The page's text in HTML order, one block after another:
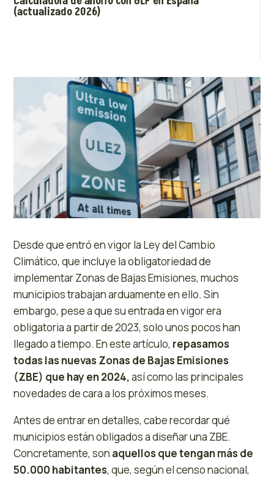
(actualizado 2026)
Desde que entró en vigor la Ley del Cambio
Climático, que incluye la obligatoriedad de
implementar Zonas de Bajas Emisiones, muchos
municipios trabajan arduamente en ello. Sin
embargo, pese a que su entrada en vigor era
obligatoria a partir de 2023, solo unos pocos han
llegado a tiempo. En este artículo, repasamos
todas las nuevas Zonas de Bajas Emisiones
(ZBE) que hay en 2024,así como las principales
novedades de cara a los próximos meses.
Antes de entrar en detalles, cabe recordar qué
municipios están obligados a diseñar una ZBE.
Concretamente, son aquellos que tengan más de
50.000 habitantes, que, según el censo nacional,